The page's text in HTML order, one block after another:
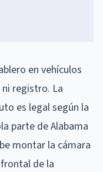
en vehículos
registro. La
es legal según la
parte de Alabama
montar la cámara
de la